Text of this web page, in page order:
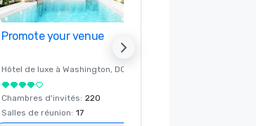
Promote your venue
Hôtel de luxe à Washington, DC
Chambres d'invités: 220
Salles de réunion: 17